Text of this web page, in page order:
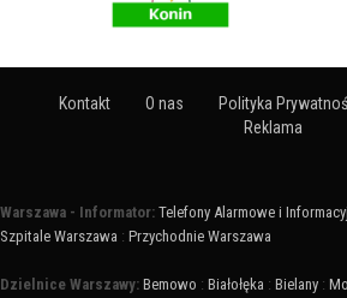
Kontakt O nas Polityka
Reklama
Warszawa - Informator: Telefony Alarmowe i
Szpitale Warszawa : Przychodnie Warszawa
Dzielnice Warszawy: Bemowo : Białołęka : Bielany :